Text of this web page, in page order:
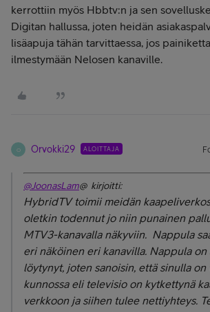
kerrottiin myös Hbbtv:n ja sen
Digitan hallussa, joten heidän
lisäapuja tähän tarvittaessa, jos
ilmestymään Nelosen kanaville.
O Orvokki29 ALOITTAJA
@JoonasLam@ kirjoitti:
HybridTV toimii meidän
oletkin todennut jo niin punainen
MTV3-kanavalla näkyviin. Nappula
eri näköinen eri kanavilla. Nappula
löytynyt, joten sanoisin, että sinulla
kunnossa eli televisio on kytkettynä
verkkoon ja siihen tulee nettiyhteys.